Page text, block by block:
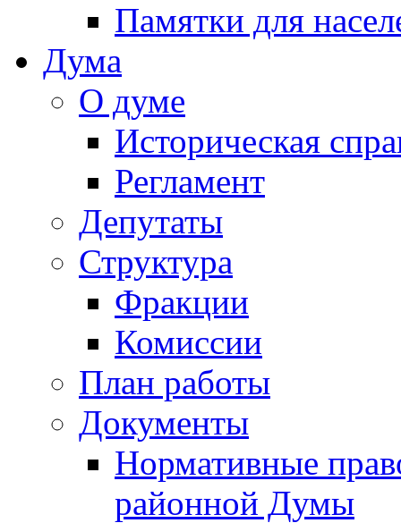
Памятки для
Дума
О думе
Историческая
Регламент
Депутаты
Структура
Фракции
Комиссии
План работы
Документы
Нормативные
районной Думы